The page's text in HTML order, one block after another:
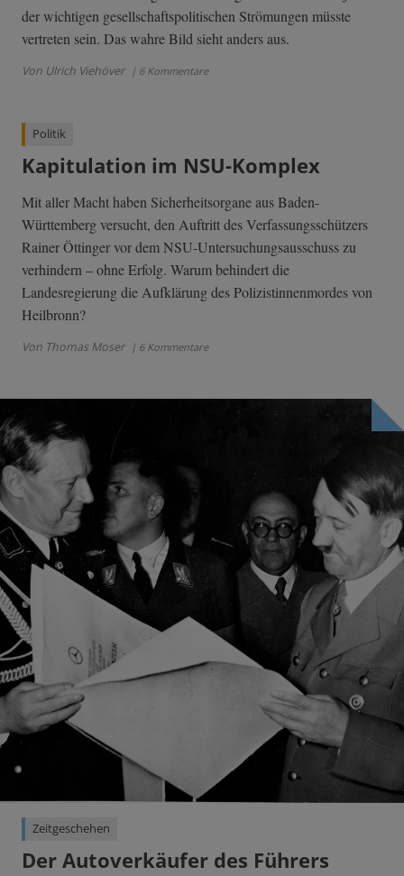
der wichtigen gesellschaftspolitischen Strömungen müsste
vertreten sein. Das wahre Bild sieht anders aus.
Von Ulrich Viehöver | 6 Kommentare
Politik
Kapitulation im NSU-Komplex
Mit aller Macht haben Sicherheitsorgane aus Baden-
Württemberg versucht, den Auftritt des Verfassungsschützers
Rainer Öttinger vor dem NSU-Untersuchungsausschuss zu
verhindern – ohne Erfolg. Warum behindert die
Landesregierung die Aufklärung des Polizistinnenmordes von
Heilbronn?
Von Thomas Moser | 6 Kommentare
Zeitgeschehen
Der Autoverkäufer des Führers